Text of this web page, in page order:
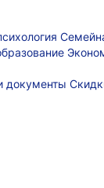
документы